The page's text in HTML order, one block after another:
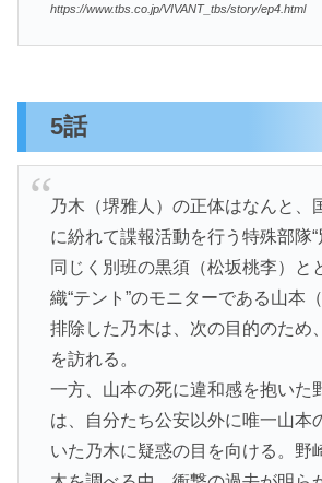
https://www.tbs.co.jp/VIVANT_tbs/story/ep4.html
5話
乃木（堺雅人）の正体はなんと、
に紛れて諜報活動を行う特殊部隊“
同じく別班の黒須（松坂桃李）と
織“テント”のモニターである山本
排除した乃木は、次の目的のため
を訪れる。
一方、山本の死に違和感を抱いた
は、自分たち公安以外に唯一山本
いた乃木に疑惑の目を向ける。野